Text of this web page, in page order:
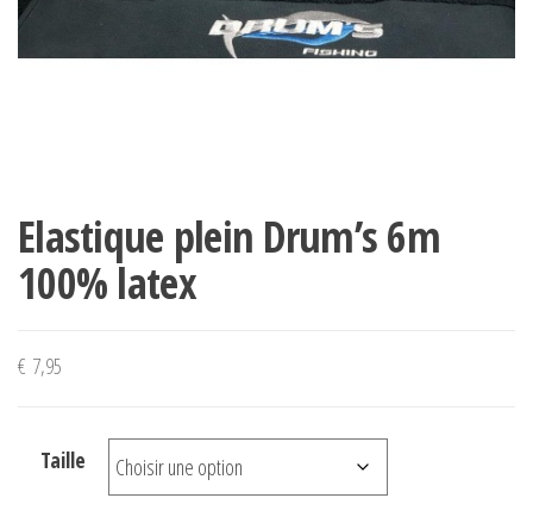
Elastique plein Drum’s 6m
100% latex
€ 7,95
Taille